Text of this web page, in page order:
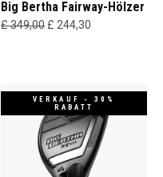
Big Bertha Fairway-Hölzer
£ 349,00 £ 244,30
VERKAUF - 30%
RABATT